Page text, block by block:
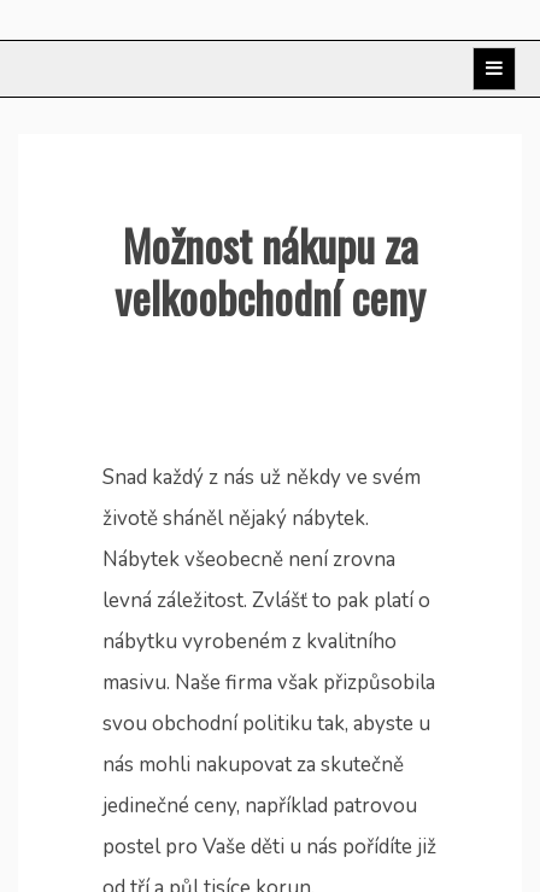
Možnost nákupu za
velkoobchodní ceny
Snad každý z nás už někdy ve svém
životě sháněl nějaký nábytek.
Nábytek všeobecně není zrovna
levná záležitost. Zvlášť to pak platí o
nábytku vyrobeném z kvalitního
masivu. Naše firma však přizpůsobila
svou obchodní politiku tak, abyste u
nás mohli nakupovat za skutečně
jedinečné ceny, například patrovou
postelpro Vaše děti u nás pořídíte již